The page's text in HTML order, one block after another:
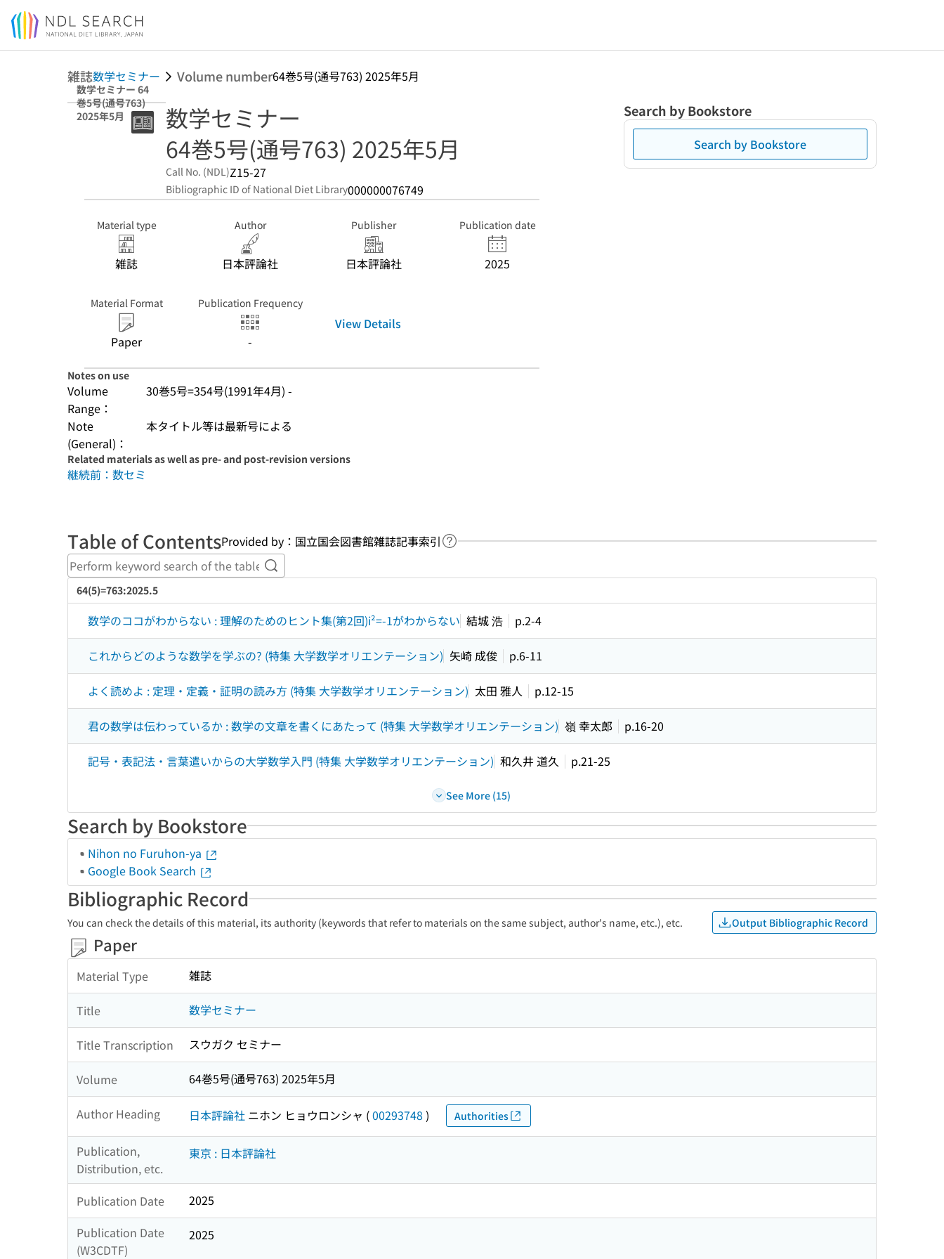
Jump to main content
雑誌数学セミナー Volume number64巻5号(通号763) 2025年5月
数学セミナー 64
巻5号(通号763)
2025年5月
数学セミナー
64巻5号(通号763) 2025年5月
Call No. (NDL)Z15-27
Bibliographic ID of National Diet Library000000076749
Material type
雑誌
Author
日本評論社
Publisher
日本評論社
Publication date
2025
Material Format
Paper
Publication Frequency
-
View Details
Notes on use
Volume
Range：
30巻5号=354号(1991年4月) -
Note
(General)：
本タイトル等は最新号による
Related materials as well as pre- and post-revision versions
継続前：数セミ
Search by Bookstore
Search by Bookstore
Table of ContentsProvided by：国立国会図書館雑誌記事索引 Link to Help Page
Perform keyword search of the table of contents
64(5)=763:2025.5
数学のココがわからない : 理解のためのヒント集(第2回)i²=-1がわからない 結城 浩 p.2-4
これからどのような数学を学ぶの? (特集 大学数学オリエンテーション) 矢崎 成俊 p.6-11
よく読めよ : 定理・定義・証明の読み方 (特集 大学数学オリエンテーション) 太田 雅人 p.12-15
君の数学は伝わっているか : 数学の文章を書くにあたって (特集 大学数学オリエンテーション) 嶺 幸太郎 p.16-20
記号・表記法・言葉遣いからの大学数学入門 (特集 大学数学オリエンテーション) 和久井 道久 p.21-25
See More (15)
Search by Bookstore
Nihon no Furuhon-ya
Google Book Search
Bibliographic Record
You can check the details of this material, its authority (keywords that refer to materials on the same subject, author's name, etc.), etc. Output Bibliographic Record
Paper
Material Type 雑誌
Title 数学セミナー
Title Transcription スウガク セミナー
Volume 64巻5号(通号763) 2025年5月
Author Heading 日本評論社 ニホン ヒョウロンシャ (00293748 ) Authorities
Publication,
Distribution, etc.
東京 : 日本評論社
Publication Date
2025
Publication Date
(W3CDTF)
2025